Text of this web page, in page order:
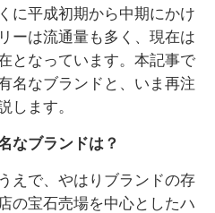
に平成初期から中期にかけ
ーは流通量も多く、現在は
となっています。本記事で
名なブランドと、いま再注
します。
なブランドは？
えで、やはりブランドの存
の宝石売場を中心としたハ